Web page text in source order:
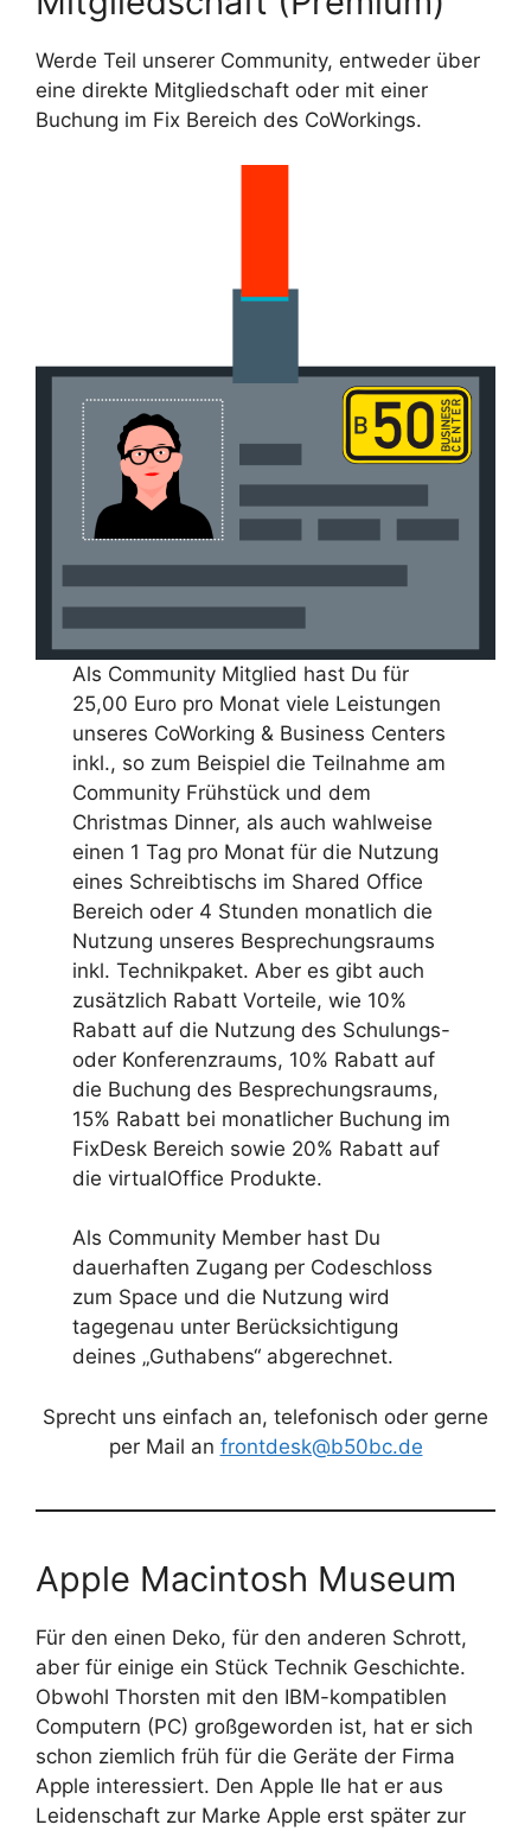
Werde Teil unserer Community, entweder über
eine direkte Mitgliedschaft oder mit einer
Buchung im Fix Bereich des CoWorkings.
Als Community Mitglied hast Du für
25,00 Euro pro Monat viele Leistungen
unseres CoWorking & Business Centers
inkl., so zum Beispiel die Teilnahme am
Community Frühstück und dem
Christmas Dinner, als auch wahlweise
einen 1 Tag pro Monat für die Nutzung
eines Schreibtischs im Shared Office
Bereich oder 4 Stunden monatlich die
Nutzung unseres Besprechungsraums
inkl. Technikpaket. Aber es gibt auch
zusätzlich Rabatt Vorteile, wie 10%
Rabatt auf die Nutzung des Schulungs-
oder Konferenzraums, 10% Rabatt auf
die Buchung des Besprechungsraums,
15% Rabatt bei monatlicher Buchung im
FixDesk Bereich sowie 20% Rabatt auf
die virtualOffice Produkte.
Als Community Member hast Du
dauerhaften Zugang per Codeschloss
zum Space und die Nutzung wird
tagegenau unter Berücksichtigung
deines „Guthabens“ abgerechnet.
Sprecht uns einfach an, telefonisch oder gerne
per Mail an frontdesk@b50bc.de
Apple Macintosh Museum
Für den einen Deko, für den anderen Schrott,
aber für einige ein Stück Technik Geschichte.
Obwohl Thorsten mit den IBM-kompatiblen
Computern (PC) großgeworden ist, hat er sich
schon ziemlich früh für die Geräte der Firma
Apple interessiert. Den Apple IIe hat er aus
Leidenschaft zur Marke Apple erst später zur